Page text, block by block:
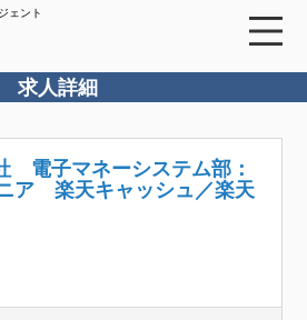
ェント
求人詳細
電子マネーシステム部：
ア 楽天キャッシュ／楽天